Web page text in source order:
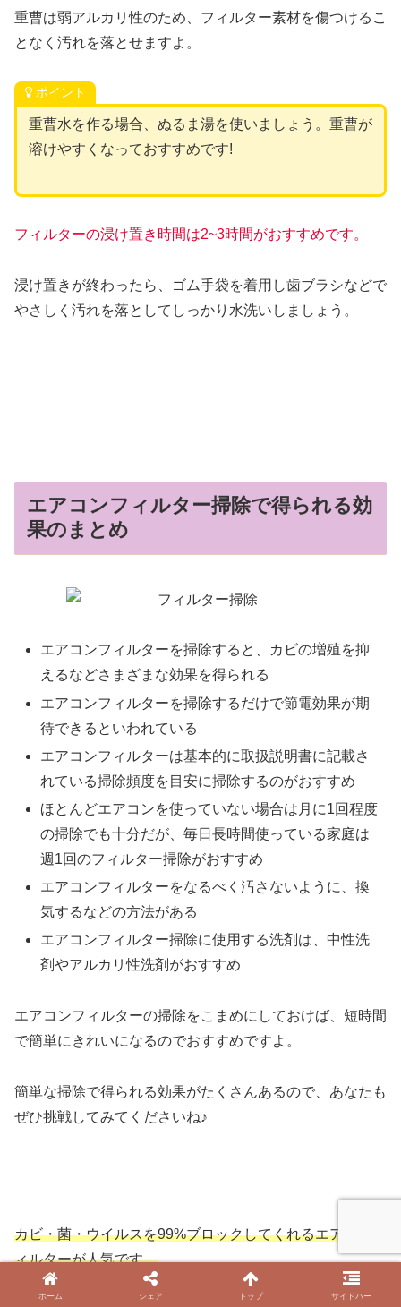
重曹は弱アルカリ性のため、フィルター素材を傷つけるこ
となく汚れを落とせますよ。
ポイント
重曹水を作る場合、ぬるま湯を使いましょう。重曹が
溶けやすくなっておすすめです!
フィルターの浸け置き時間は2~3時間がおすすめです。
浸け置きが終わったら、ゴム手袋を着用し歯ブラシなどで
やさしく汚れを落としてしっかり水洗いしましょう。
エアコンフィルター掃除で得られる効
果のまとめ
エアコンフィルターを掃除すると、カビの増殖を抑
えるなどさまざまな効果を得られる
エアコンフィルターを掃除するだけで節電効果が期
待できるといわれている
エアコンフィルターは基本的に取扱説明書に記載さ
れている掃除頻度を目安に掃除するのがおすすめ
ほとんどエアコンを使っていない場合は月に1回程度
の掃除でも十分だが、毎日長時間使っている家庭は
週1回のフィルター掃除がおすすめ
エアコンフィルターをなるべく汚さないように、換
気するなどの方法がある
エアコンフィルター掃除に使用する洗剤は、中性洗
剤やアルカリ性洗剤がおすすめ
エアコンフィルターの掃除をこまめにしておけば、短時間
で簡単にきれいになるのでおすすめですよ。
簡単な掃除で得られる効果がたくさんあるので、あなたも
ぜひ挑戦してみてくださいね♪
カビ・菌・ウイルスを99%ブロックしてくれるエアコンフ
ィルターが人気です。
ホーム シェア トップ サイドバー